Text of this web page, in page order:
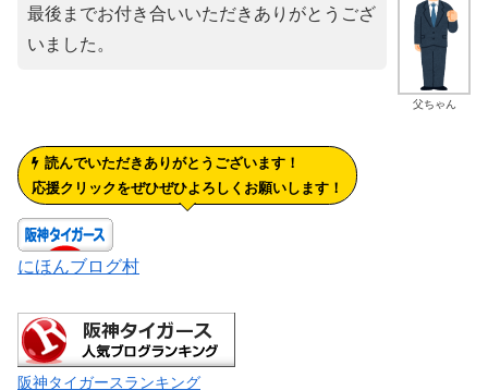
父ちゃん
最後までお付き合いいただきありがとうござ
いました。
読んでいただきありがとうございます！
応援クリックをぜひぜひよろしくお願いします！
にほんブログ村
阪神タイガースランキング